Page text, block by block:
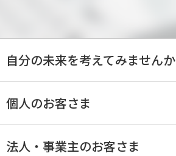
自分の未来を考えてみませんか
個人のお客さま
法人・事業主のお客さま